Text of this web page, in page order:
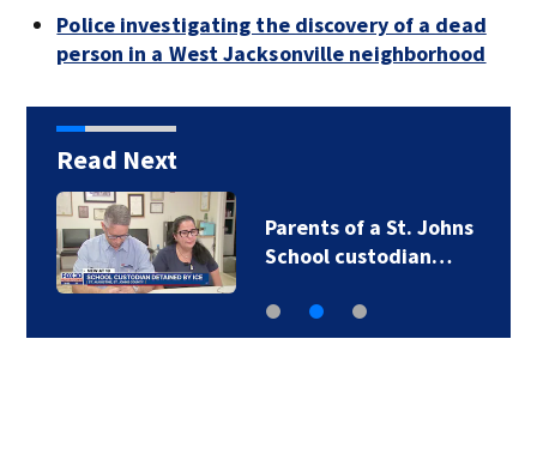
Police investigating the discovery of a dead
person in a West Jacksonville neighborhood
Read Next
Parents of a St. Johns
School custodian…